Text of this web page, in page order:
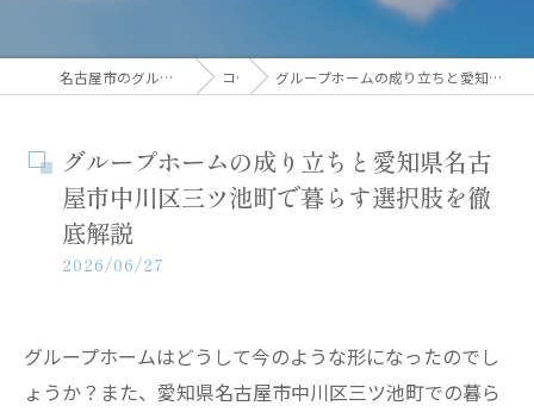
名古屋市のグループホームなら株式会社九年会 コラム グループホームの成り立ちと愛知県名古屋市中川区三ツ池町で暮らす選択肢を徹底解説
グループホームの成り立ちと愛知県名古
屋市中川区三ツ池町で暮らす選択肢を徹
底解説
2026/06/27
グループホームはどうして今のような形になったのでし
ょうか？また、愛知県名古屋市中川区三ツ池町での暮ら